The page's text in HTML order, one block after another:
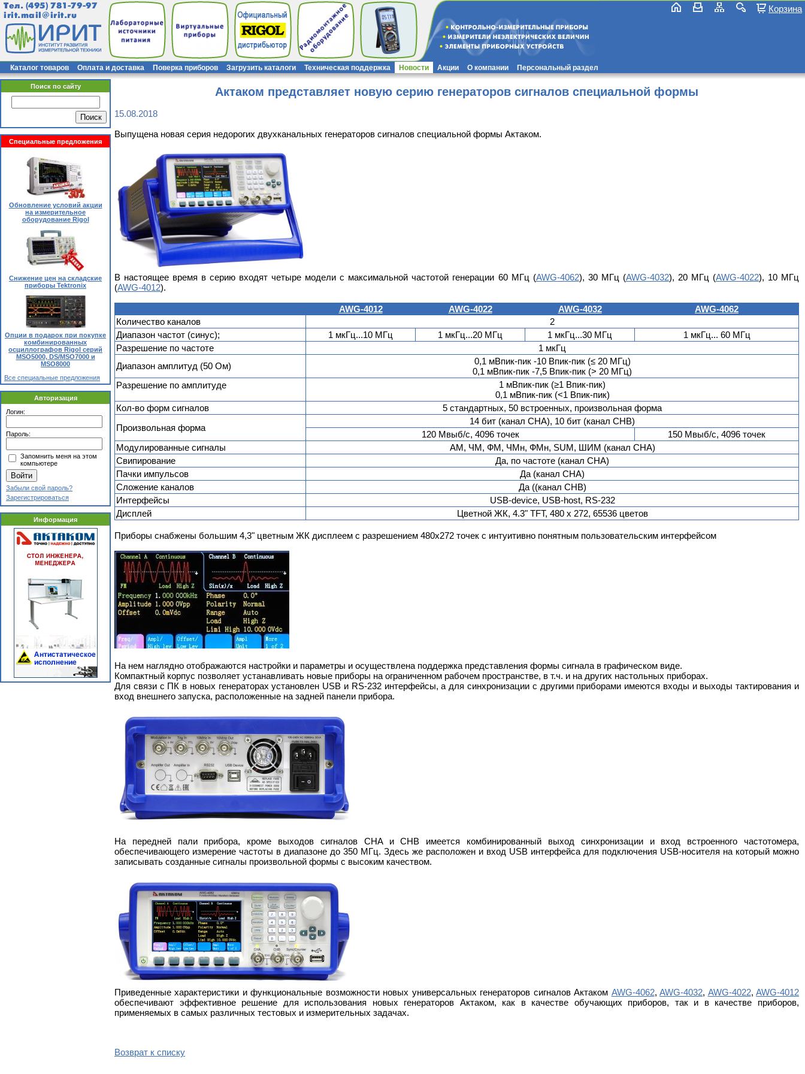
Тел. (495) 781-79-97
irit.mail@irit.ru
Корзина
Каталог товаров Оплата и доставка Поверка приборов Загрузить каталоги Техническая поддержка Новости Акции О компании Персональный раздел
Поиск по сайту
Специальные предложения
Обновление условий акции
на измерительное
оборудование Rigol
Снижение цен на складские
приборы Tektronix
Опции в подарок при покупке
комбинированных
осциллографов Rigol серий
MSO5000, DS/MSO7000 и
MSO8000
Все специальные предложения
Авторизация
Логин:
Пароль:
Запомнить меня на этом
компьютере
Забыли свой пароль?
Зарегистрироваться
Информация
Актаком представляет новую серию генераторов сигналов специальной формы
15.08.2018
Выпущена новая серия недорогих двухканальных генераторов сигналов специальной формы Актаком.
В настоящее время в серию входят четыре модели с максимальной частотой генерации 60 МГц (AWG-4062), 30 МГц (AWG-4032), 20 МГц (AWG-4022), 10 МГц
(AWG-4012).
AWG-4012 AWG-4022 AWG-4032
AWG-4062
Количество каналов
2
Диапазон частот (синус);
1 мкГц...10 МГц 1 мкГц...20 МГц 1 мкГц...30 МГц
1 мкГц... 60 МГц
Разрешение по частоте
1 мкГц
Диапазон амплитуд (50 Ом)
0,1 мВпик-пик -10 Впик-пик (≤ 20 МГц)
0,1 мВпик-пик -7,5 Впик-пик (> 20 МГц)
Разрешение по амплитуде
1 мВпик-пик (≥1 Впик-пик)
0,1 мВпик-пик (<1 Впик-пик)
Кол-во форм сигналов
5 стандартных, 50 встроенных, произвольная форма
Произвольная форма
14 бит (канал CHA), 10 бит (канал CHB)
120 Мвыб/с, 4096 точек
150 Мвыб/с, 4096 точек
Модулированные сигналы
АМ, ЧМ, ФМ, ЧМн, ФМн, SUM, ШИМ (канал CHA)
Свипирование
Да, по частоте (канал CHA)
Пачки импульсов
Да (канал CHA)
Сложение каналов
Да ((канал CHB)
Интерфейсы
USB-device, USB-host, RS-232
Дисплей
Цветной ЖК, 4.3" TFT, 480 х 272, 65536 цветов
Приборы снабжены большим 4,3" цветным ЖК дисплеем с разрешением 480х272 точек с интуитивно понятным пользовательским интерфейсом
На нем наглядно отображаются настройки и параметры и осуществлена поддержка представления формы сигнала в графическом виде.
Компактный корпус позволяет устанавливать новые приборы на ограниченном рабочем пространстве, в т.ч. и на других настольных приборах.
Для связи с ПК в новых генераторах установлен USB и RS-232 интерфейсы, а для синхронизации с другими приборами имеются входы и выходы тактирования и
вход внешнего запуска, расположенные на задней панели прибора.
На передней пали прибора, кроме выходов сигналов CHA и CHB имеется комбинированный выход синхронизации и вход встроенного частотомера,
обеспечивающего измерение частоты в диапазоне до 350 МГц. Здесь же расположен и вход USB интерфейса для подключения USB-носителя на который можно
записывать созданные сигналы произвольной формы с высоким качеством.
Приведенные характеристики и функциональные возможности новых универсальных генераторов сигналов Актаком AWG-4062,AWG-4032, AWG-4022,AWG-4012
обеспечивают эффективное решение для использования новых генераторов Актаком, как в качестве обучающих приборов, так и в качестве приборов,
применяемых в самых различных тестовых и измерительных задачах.
Возврат к списку